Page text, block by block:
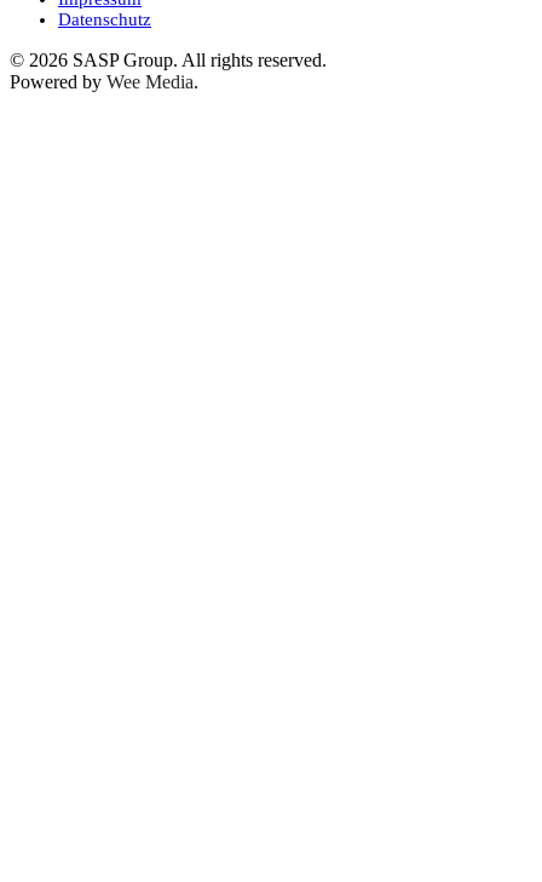
Datenschutz
© 2026 SASP Group. All rights reserved.
Powered by Wee Media.